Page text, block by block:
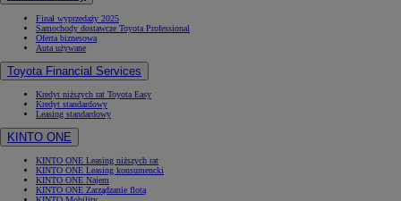
Finał wyprzedaży 2025
Samochody dostawcze Toyota Professional
Oferta biznesowa
Auta używane
Toyota Financial Services
Kredyt niższych rat Toyota Easy
Kredyt standardowy
Leasing standardowy
KINTO ONE
KINTO ONE Leasing niższych rat
KINTO ONE Leasing konsumencki
KINTO ONE Najem
KINTO ONE Zarządzanie flotą